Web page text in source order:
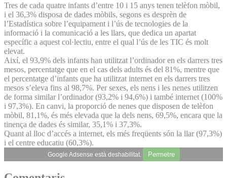
Tres de cada quatre infants d’entre 10 i 15 anys tenen telèfon mòbil,
i el 36,3% disposa de dades mòbils, segons es desprèn de
l’Estadística sobre l’equipament i l’ús de tecnologies de la
informació i la comunicació a les llars, que dedica un apartat
específic a aquest col·lectiu, entre el qual l’ús de les TIC és molt
elevat.
Així, el 93,9% dels infants han utilitzat l’ordinador en els darrers tres
mesos, percentatge que en el cas dels adults és del 81%, mentre que
el percentatge d’infants que ha utilitzat internet en els darrers tres
mesos s’eleva fins al 98,7%. Per sexes, els nens i les nenes utilitzen
de forma similar l’ordinador (93,2% i 94,6%) i també internet (100%
i 97,3%). En canvi, la proporció de nenes que disposen de telèfon
mòbil, 81,1%, és més elevada que la dels nens, 69,5%, encara que la
tinença de dades és similar, 35,1% i 37,3%.
Quant al lloc d’accés a internet, els més freqüents són la llar (97,3%)
i el centre educatiu (60,3%).
Google Adsense està deshabilitat. Permetre